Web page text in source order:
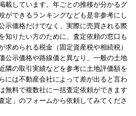
載しています。年ごとの推移が分かるグ
ができるランキングなども是非参考にし
示価格だけでなく、実際に売買される際
知りたい方のために、査定依頼の窓口も
求められる税金（固定資産税や相続税）
公示価格や路線価と異なり、一般の土地
隣の取引実績などを参考に土地評価額を
には不動産会社によって差が出ると言わ
無料で複数社に一括査定依頼ができます
定」のフォームから依頼してみてくださ